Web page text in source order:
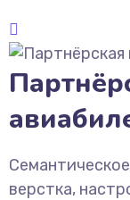
верстка,